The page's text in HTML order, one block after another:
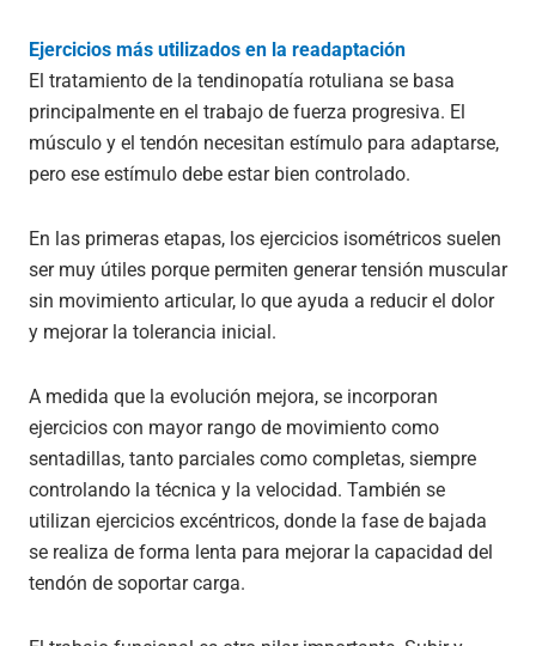
Ejercicios más utilizados en la readaptación
El tratamiento de la tendinopatía rotuliana se basa
principalmente en el trabajo de fuerza progresiva. El
músculo y el tendón necesitan estímulo para adaptarse,
pero ese estímulo debe estar bien controlado.
En las primeras etapas, los ejercicios isométricos suelen
ser muy útiles porque permiten generar tensión muscular
sin movimiento articular, lo que ayuda a reducir el dolor
y mejorar la tolerancia inicial.
A medida que la evolución mejora, se incorporan
ejercicios con mayor rango de movimiento como
sentadillas, tanto parciales como completas, siempre
controlando la técnica y la velocidad. También se
utilizan ejercicios excéntricos, donde la fase de bajada
se realiza de forma lenta para mejorar la capacidad del
tendón de soportar carga.